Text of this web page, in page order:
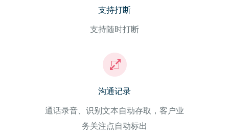
支持打断
支持随时打断
沟通记录
通话录音、识别文本自动存取，客户业
务关注点自动标出